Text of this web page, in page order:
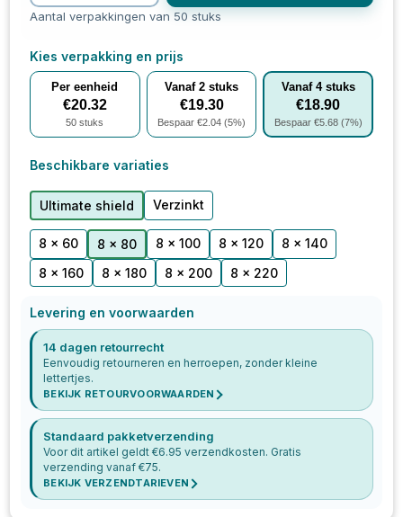
Aantal verpakkingen van 50 stuks
Kies verpakking en prijs
Per eenheid
€20.32
50 stuks
Vanaf 2 stuks
€19.30
Bespaar €2.04 (5%)
Vanaf 4stuks
€18.90
Bespaar €5.68(7%)
Beschikbare variaties
Ultimate shield Verzinkt
8 x 60 8 x 80 8 x 100 8 x 120
8 x 140
8 x 160
8 x 180 8 x 200 8 x 220
Levering en voorwaarden
14 dagen retourrecht
Eenvoudig retourneren en herroepen, zonder kleine
lettertjes.
BEKIJK RETOURVOORWAARDEN
Standaard pakketverzending
Voor dit artikel geldt €6.95 verzendkosten. Gratis
verzending vanaf €75.
BEKIJK VERZENDTARIEVEN